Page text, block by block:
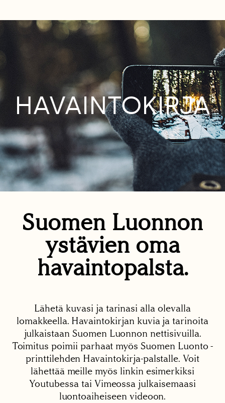
HAVAINTOKIRJA
Suomen Luonnon
ystävien oma
havaintopalsta.
Lähetä kuvasi ja tarinasi alla olevalla
lomakkeella. Havaintokirjan kuvia ja tarinoita
julkaistaan Suomen Luonnon nettisivuilla.
Toimitus poimii parhaat myös Suomen Luonto -
printtilehden Havaintokirja-palstalle. Voit
lähettää meille myös linkin esimerkiksi
Youtubessa tai Vimeossa julkaisemaasi
luontoaiheiseen videoon.